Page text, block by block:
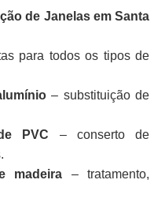
de Janelas em Santa
para todos os tipos de
– substituição de
PVC – conserto de
madeira – tratamento,